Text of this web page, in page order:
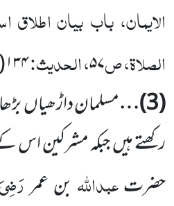
الایمان، باب بیان
الصلاۃ، ص۵۷، الحدیث:۱۳۴(۸۲)
(
3
)…مسلمان داڑھیاں
رکھتے ہیںجبکہ مشرکین اس
حضرتعبداللہ بن عمر